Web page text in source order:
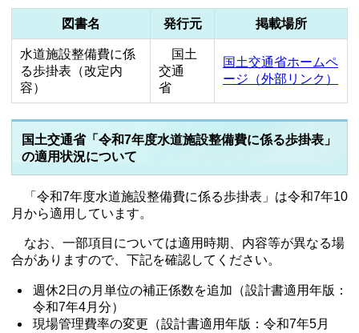
図書名 発行元 掲載場所
水道施設整備費に係
る歩掛表（改定内
容）
国土
交通
省
国土交通省ホームペ
ージ（外部リンク）
国土交通省「令和7年度水道施設整備費に係る歩掛表」
の適用状況について
「令和7年度水道施設整備費に係る歩掛表」は令和7年10
月から適用しています。
なお、一部項目については適用時期、内容等が異なる場
合がありますので、下記を確認してください。
週休2日の月単位の補正係数を追加（設計書適用年版：
令和7年4月分）
現場管理費率の変更（設計書適用年版：令和7年5月